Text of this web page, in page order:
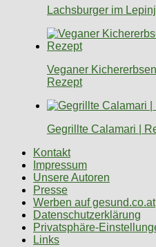
Lachsburger im
Veganer
Rezept
Gegrillte Calamari |
Kontakt
Impressum
Unsere Autoren
Presse
Werben auf gesund.co.at
Datenschutzerklärung
Privatsphäre-
Links